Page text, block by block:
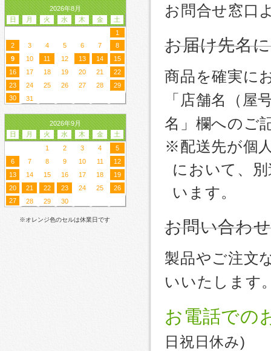
2026年8月
日
月 火 水 木 金
土
1
2
3 4 5 6 7
8
9
10 11 12 13 14
15
16
17 18 19 20 21
22
23
24 25 26 27 28
29
30
31
2026年9月
日
月 火 水 木 金
土
1
2 3 4
5
6
7 8 9 10 11
12
13
14 15 16 17 18
19
20
21 22 23 24 25
26
27
28 29 30
※オレンジ色のセルは休業日です
お問合せ窓口
お届け先名
商品を確実に
「店舗名（屋
名」欄へのご
※配送先が個
において、
います。
お問い合わせ
製品やご注文
いいたします
お電話での
日祝日休み)